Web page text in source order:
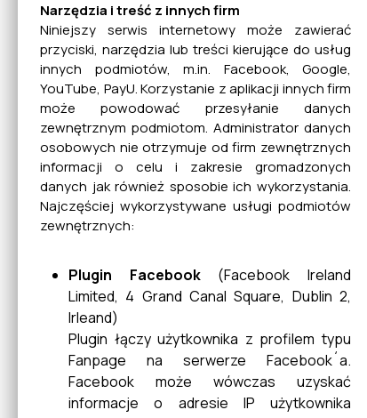
Narzędzia i treść z innych firm
Niniejszy serwis internetowy może zawierać
przyciski, narzędzia lub treści kierujące do usług
innych podmiotów, m.in. Facebook, Google,
YouTube, PayU. Korzystanie z aplikacji innych firm
może powodować przesyłanie danych
zewnętrznym podmiotom. Administrator danych
osobowych nie otrzymuje od firm zewnętrznych
informacji o celu i zakresie gromadzonych
danych jak również sposobie ich wykorzystania.
Najczęściej wykorzystywane usługi podmiotów
zewnętrznych:
Plugin Facebook(Facebook Ireland
Limited, 4 Grand Canal Square, Dublin 2,
Irleand)
Plugin łączy użytkownika z profilem typu
Fanpage na serwerze Facebook´a.
Facebook może wówczas uzyskać
informacje o adresie IP użytkownika